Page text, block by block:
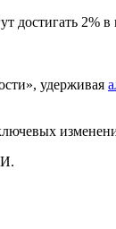
достигать 2% в
удерживая